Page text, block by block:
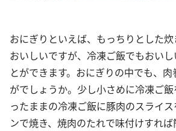
おにぎりといえば、もっちりとした
おいしいですが、冷凍ご飯でもおい
とができます。おにぎりの中でも、
がでしょうか。少し小さめに冷凍ご
ったままの冷凍ご飯に豚肉のスライ
ンで焼き、焼肉のたれで味付けすれ